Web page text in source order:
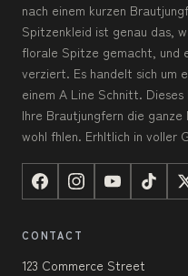
nach einem kurzen
Spitzenkleid ist genau das,
florale Spitze gemacht, und
verziert. Es handelt sich um
einem A Line Schnitt.
Ihre Brautjungfern die
wohl fhlen. Erhltlich in voller
CONTACT
123 Commerce Street